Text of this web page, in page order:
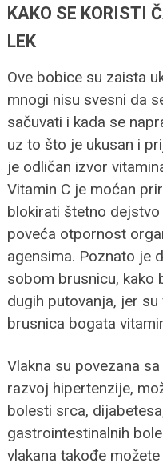
KAKO SE KORISTI
LEK
Ove bobice su zaista
mnogi nisu svesni da
sačuvati i kada se
uz to što je ukusan i
je odličan izvor
Vitamin C je moćan
blokirati štetno
poveća otpornost
agensima. Poznato je
sobom brusnicu, kako
dugih putovanja, jer
brusnica bogata
Vlakna su povezana
razvoj hipertenzije,
bolesti srca,
gastrointestinalnih
vlakana takođe